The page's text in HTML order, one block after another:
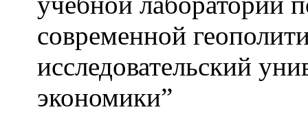
современной
исследовательский
экономики”